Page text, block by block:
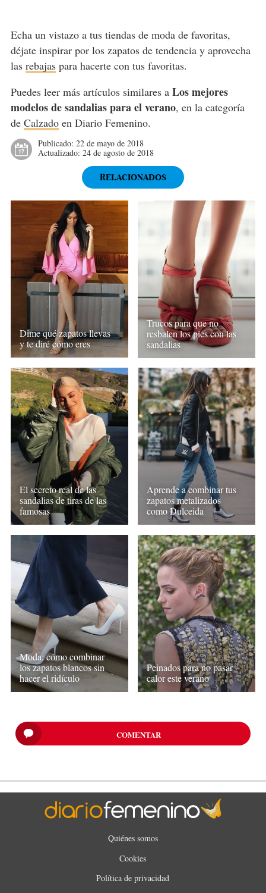
Echa un vistazo a tus tiendas de moda de favoritas,
déjate inspirar por los zapatos de tendencia y aprovecha
las rebajaspara hacerte con tus favoritas.
Puedes leer más artículos similares a Los mejores
modelos de sandalias para el verano, en la categoría
de Calzadoen Diario Femenino.
Publicado: 22 de mayo de 2018
Actualizado: 24 de agosto de 2018
RELACIONADOS
Dime qué zapatos llevas
y te diré cómo eres
Trucos para que no
resbalen los pies con las
sandalias
El secreto real de las
sandalias de tiras de las
famosas
Aprende a combinar tus
zapatos metalizados
como Dulceida
Moda: cómo combinar
los zapatos blancos sin
hacer el ridículo
Peinados para no pasar
calor este verano
COMENTAR
Quiénes somos
Cookies
Política de privacidad